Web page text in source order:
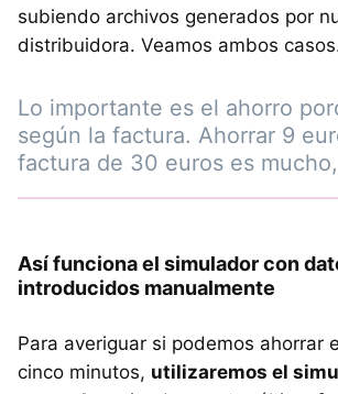
subiendo archivos generados por
distribuidora. Veamos ambos
Lo importante es el ahorro
según la factura. Ahorrar 9
factura de 30 euros es
Así funciona el simulador con
introducidos manualmente
Para averiguar si podemos ahorrar
cinco minutos, utilizaremos el